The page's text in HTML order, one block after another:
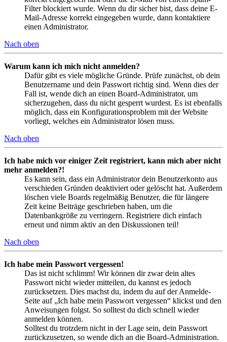
Filter blockiert wurde. Wenn du dir sicher bist, dass deine E-
Mail-Adresse korrekt eingegeben wurde, dann kontaktiere
einen Administrator.
Nach oben
Warum kann ich mich nicht anmelden?
Dafür gibt es viele mögliche Gründe. Prüfe zunächst, ob dein
Benutzername und dein Passwort richtig sind. Wenn dies der
Fall ist, wende dich an einen Board-Administrator, um
sicherzugehen, dass du nicht gesperrt wurdest. Es ist ebenfalls
möglich, dass ein Konfigurationsproblem mit der Website
vorliegt, welches ein Administrator lösen muss.
Nach oben
Ich habe mich vor einiger Zeit registriert, kann mich aber nicht
mehr anmelden?!
Es kann sein, dass ein Administrator dein Benutzerkonto aus
verschieden Gründen deaktiviert oder gelöscht hat. Außerdem
löschen viele Boards regelmäßig Benutzer, die für längere
Zeit keine Beiträge geschrieben haben, um die
Datenbankgröße zu verringern. Registriere dich einfach
erneut und nimm aktiv an den Diskussionen teil!
Nach oben
Ich habe mein Passwort vergessen!
Das ist nicht schlimm! Wir können dir zwar dein altes
Passwort nicht wieder mitteilen, du kannst es jedoch
zurücksetzen. Dies machst du, indem du auf der Anmelde-
Seite auf „Ich habe mein Passwort vergessen“ klickst und den
Anweisungen folgst. So solltest du dich schnell wieder
anmelden können.
Solltest du trotzdem nicht in der Lage sein, dein Passwort
zurückzusetzen, so wende dich an die Board-Administration.